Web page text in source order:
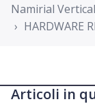
Namirial
HARDWARE
Articoli in